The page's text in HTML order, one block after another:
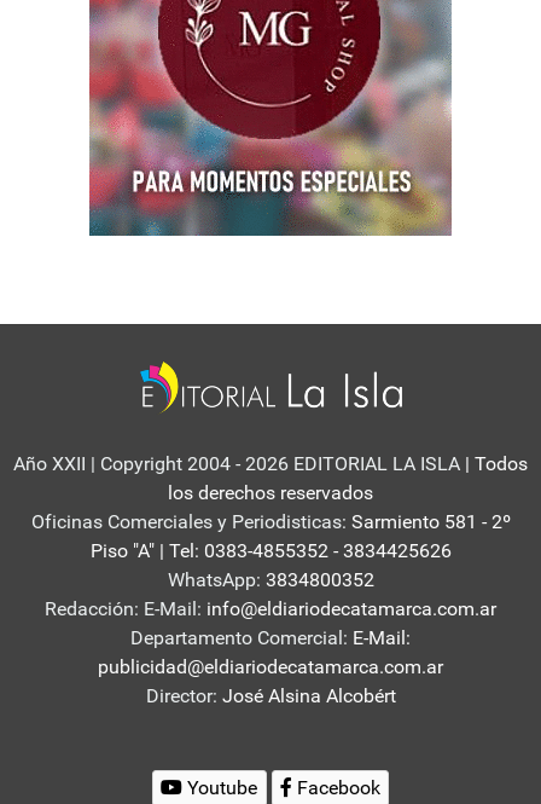
Año XXII | Copyright 2004 - 2026 EDITORIAL LA ISLA | Todos
los derechos reservados
Oficinas Comerciales y Periodisticas: Sarmiento 581 - 2º
Piso "A" | Tel: 0383-4855352 - 3834425626
WhatsApp: 3834800352
Redacción: E-Mail: info@eldiariodecatamarca.com.ar
Departamento Comercial: E-Mail:
publicidad@eldiariodecatamarca.com.ar
Director: José Alsina Alcobért
Youtube Facebook